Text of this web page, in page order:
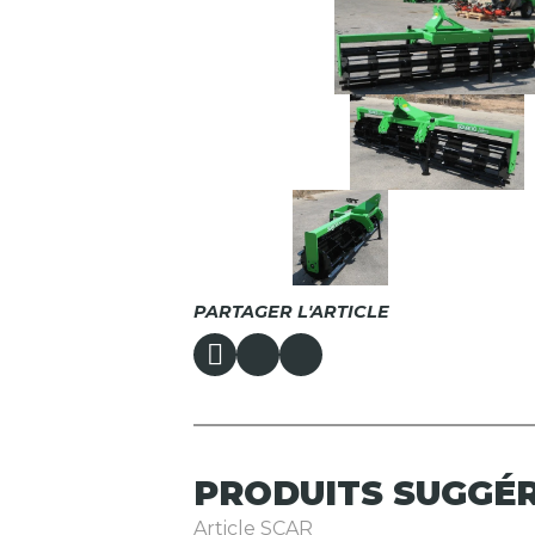
PARTAGER L'ARTICLE
PRODUITS
Article SCAR